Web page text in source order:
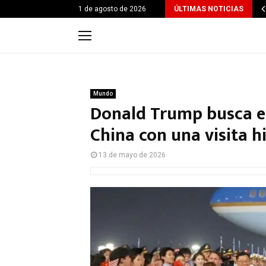
1 de agosto de 2026 ÚLTIMAS NOTICIAS
Mundo
Donald Trump busca
China con una visita
13 de mayo de 2026